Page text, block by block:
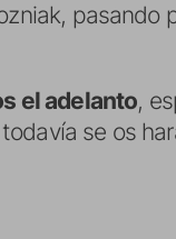
pasando
el adelanto,
se os